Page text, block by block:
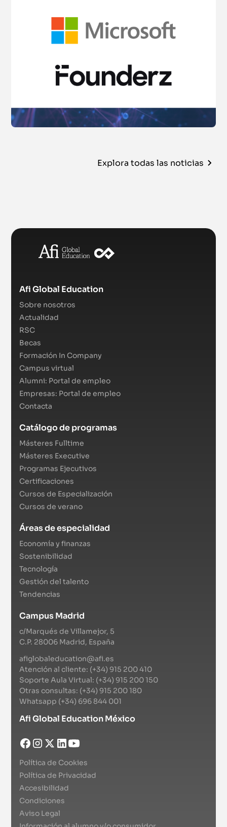
Explora todas las noticias
Afi Global Education
Sobre nosotros
Actualidad
RSC
Becas
Formación In Company
Campus virtual
Alumni: Portal de empleo
Empresas: Portal de empleo
Contacta
Catálogo de programas
Másteres Fulltime
Másteres Executive
Programas Ejecutivos
Certificaciones
Cursos de Especialización
Cursos de verano
Áreas de especialidad
Economía y finanzas
Sostenibilidad
Tecnología
Gestión del talento
Tendencias
Campus Madrid
c/Marqués de Villamejor, 5
C.P. 28006 Madrid, España
afiglobaleducation@afi.es
Atención al cliente: (+34) 915 200 410
Soporte Aula Virtual: (+34) 915 200 150
Otras consultas: (+34) 915 200 180
Whatsapp (+34) 696 844 001
Afi Global Education México
Política de Cookies
Política de Privacidad
Accesibilidad
Condiciones
Aviso Legal